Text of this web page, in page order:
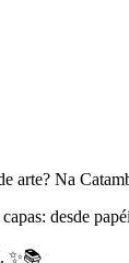
arte? Na
desde
✨📚